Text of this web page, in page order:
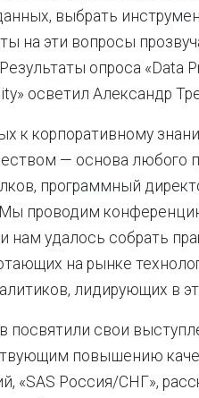
выбрать
на эти вопросы
опроса «Data
осветил Александр
к корпоративному
— основа любого
программный
проводим
нам удалось собрать
на рынке
лидирующих в
посвятили свои
повышению
«SAS Россия/СНГ»,